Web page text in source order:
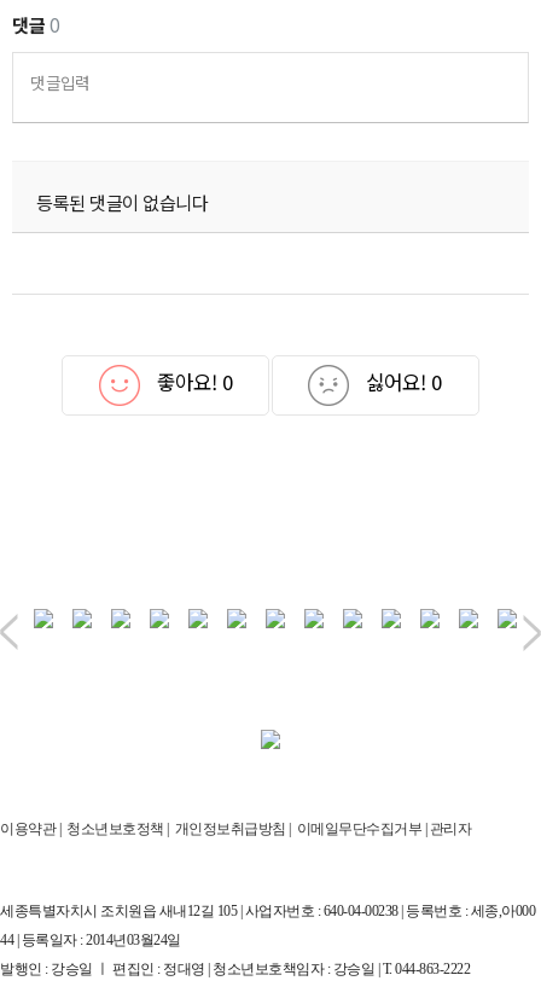
댓글0
댓글입력
등록된 댓글이 없습니다
좋아요! 0 싫어요! 0
이용약관| 청소년보호정책 | 개인정보취급방침 | 이메일무단수집거부 | 관리자
세종특별자치시 조치원읍 새내12길 105 | 사업자번호 : 640-04-00238 | 등록번호 : 세종,아000
44 | 등록일자 : 2014년03월24일
발행인 : 강승일 ㅣ 편집인 : 정대영 | 청소년보호책임자 : 강승일 | T. 044-863-2222